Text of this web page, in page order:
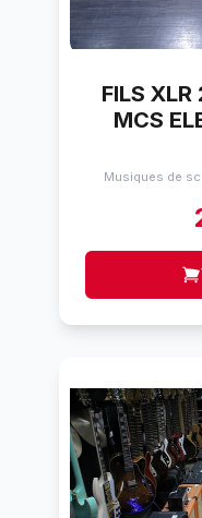
FILS
MCS
Musiques de